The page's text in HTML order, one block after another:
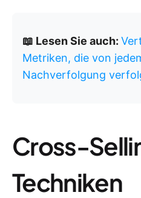
📖 Lesen Sie auch:
Metriken, die von
Nachverfolgung
Cross-
Techniken